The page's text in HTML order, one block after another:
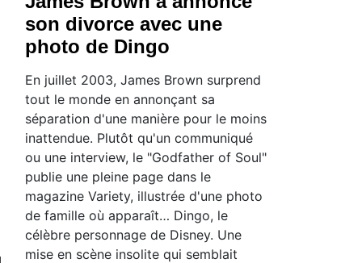
son divorce avec une
photo de Dingo
En juillet 2003, James Brown surprend
tout le monde en annonçant sa
séparation d'une manière pour le moins
inattendue. Plutôt qu'un communiqué
ou une interview, le "Godfather of Soul"
publie une pleine page dans le
magazine Variety, illustrée d'une photo
de famille où apparaît… Dingo, le
célèbre personnage de Disney. Une
mise en scène insolite qui semblait